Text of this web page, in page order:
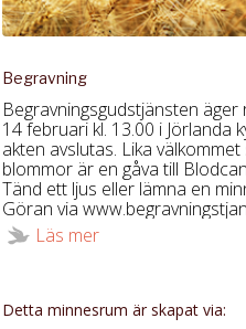
Begravning
Begravningsgudstjänsten äger
14 februari kl. 13.00 i Jörlanda
akten avslutas. Lika välkommet
blommor är en gåva till
Tänd ett ljus eller lämna en
Göran via
Läs mer
Detta minnesrum är skapat via: